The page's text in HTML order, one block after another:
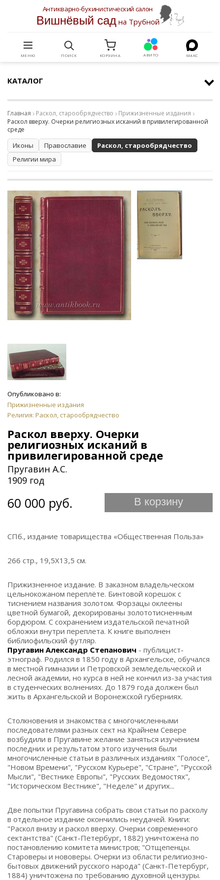
Антикварно-букинистический салон
Вишнёвый садна Трубной
МЕНЮ ПОИСК КОРЗИНА АВИТО МАКС
КАТАЛОГ
Главная Раскол, старообрядчество
Прижизненные издания
Раскол вверху. Очерки религиозных исканий в привилегированной
среде
Иконы Православие
Раскол, старообрядчество
Религии мира
Опубликовано в:
Прижизненные издания
Религия: Раскол, старообрядчество
Раскол вверху. Очерки
религиозных исканий в
привилегированной среде
Пругавин А.С.
1909 год
60 000 руб. В корзину
СПб., издание товарищества «Общественная Польза»
266 стр., 19,5Х13,5 см.
Прижизненное издание. В заказном владельческом
цельнокожаном переплёте. Бинтовой корешок с
тиснением названия золотом. Форзацы оклеены
цветной бумагой, декорированы золототисненным
бордюром. С сохранением издательской печатной
обложки внутри переплета. К книге выполнен
библиофильский футляр.
Пругавин Александр Степанович - публицист-
этнограф. Родился в 1850 году в Архангельске, обучался
в местной гимназии и Петровской земледельческой и
лесной академии, но курса в ней не кончил из-за участия
в студенческих волнениях. До 1879 года должен был
жить в Архангельской и Воронежской губерниях.
Столкновения и знакомства с многочисленными
последователями разных сект на Крайнем Севере
возбудили в Пругавине желание заняться изучением
последних и результатом этого изучения были
многочисленные статьи в различных изданиях "Голосе",
"Новом Времени", "Русском Курьере", "Стране", "Русской
Мысли", "Вестнике Европы", "Русских Ведомостях",
"Историческом Вестнике", "Неделе" и других...
Две попытки Пругавина собрать свои статьи по расколу
в отдельное издание окончились неудачей. Книги:
"Раскол внизу и раскол вверху. Очерки современного
сектантства" (Санкт-Петербург, 1882) уничтожена по
постановлению комитета министров; "Отщепенцы.
Староверы и нововеры. Очерки из области религиозно-
бытовых движений русского народа" (Санкт-Петербург,
1884) уничтожена по требованию духовной цензуры.